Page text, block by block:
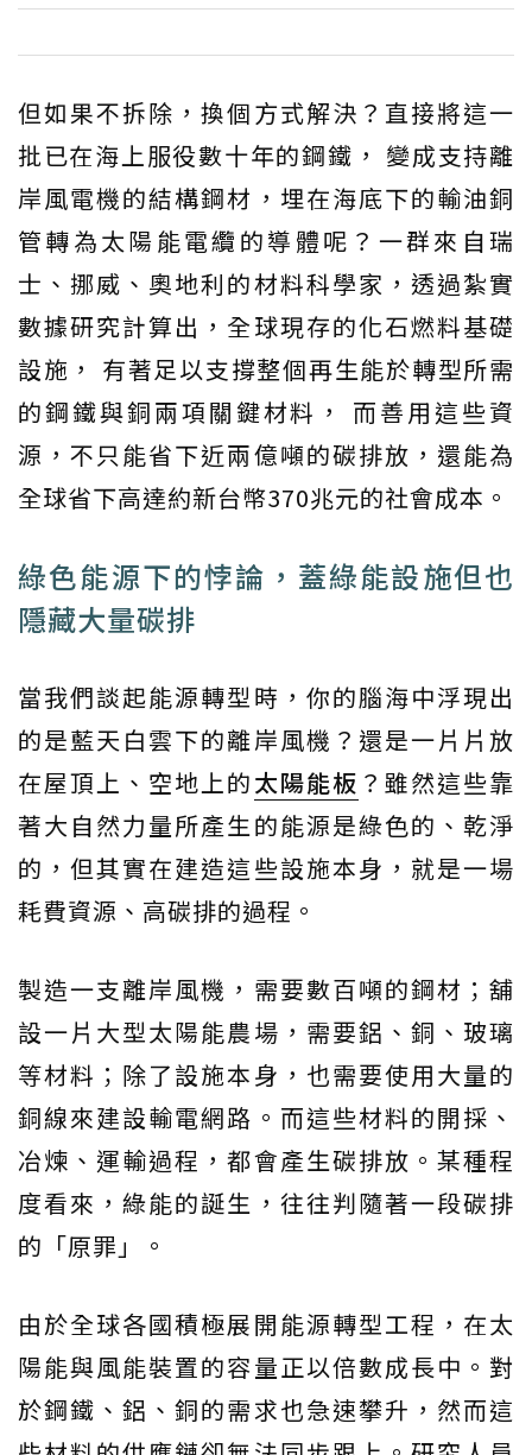
但如果不拆除，換個方式解決？直接將這一
批已在海上服役數十年的鋼鐵， 變成支持離
岸風電機的結構鋼材，埋在海底下的輸油銅
管轉為太陽能電纜的導體呢？一群來自瑞
士、挪威、奧地利的材料科學家，透過紮實
數據研究計算出，全球現存的化石燃料基礎
設施， 有著足以支撐整個再生能於轉型所需
的鋼鐵與銅兩項關鍵材料， 而善用這些資
源，不只能省下近兩億噸的碳排放，還能為
全球省下高達約新台幣370兆元的社會成本。
綠色能源下的悖論，蓋綠能設施但也
隱藏大量碳排
當我們談起能源轉型時，你的腦海中浮現出
的是藍天白雲下的離岸風機？還是一片片放
在屋頂上、空地上的太陽能板 ？雖然這些靠
著大自然力量所產生的能源是綠色的、乾淨
的，但其實在建造這些設施本身，就是一場
耗費資源、高碳排的過程。
製造一支離岸風機，需要數百噸的鋼材；舖
設一片大型太陽能農場，需要鋁、銅、玻璃
等材料；除了設施本身，也需要使用大量的
銅線來建設輸電網路。而這些材料的開採、
冶煉、運輸過程，都會產生碳排放。某種程
度看來，綠能的誕生，往往判隨著一段碳排
的「原罪」。
由於全球各國積極展開能源轉型工程，在太
陽能與風能裝置的容量正以倍數成長中。對
於鋼鐵、鋁、銅的需求也急速攀升，然而這